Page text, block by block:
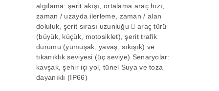
algılama: şerit akışı, ortalama araç hızı,
zaman / uzayda ilerleme, zaman / alan
doluluk, şerit sırası uzunluğu  araç türü
(büyük, küçük, motosiklet), şerit trafik
durumu (yumuşak, yavaş, sıkışık) ve
tıkanıklık seviyesi (üç seviye) Senaryolar:
kavşak, şehir içi yol, tünel Suya ve toza
dayanıklı (IP66)